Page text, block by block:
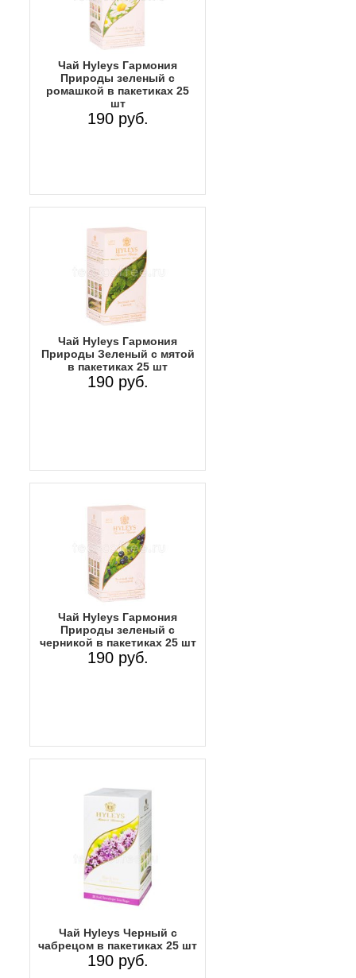
Чай Hyleys Гармония
Природы зеленый с
ромашкой в пакетиках 25
шт
190 руб.
Чай Hyleys Гармония
Природы Зеленый с мятой
в пакетиках 25 шт
190 руб.
Чай Hyleys Гармония
Природы зеленый с
черникой в пакетиках 25 шт
190 руб.
Чай Hyleys Черный с
чабрецом в пакетиках 25 шт
190 руб.